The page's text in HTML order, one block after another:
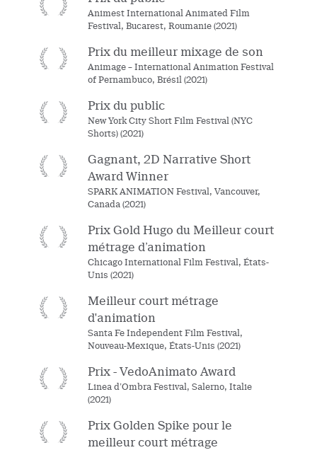
Animest International Animated Film
Festival, Bucarest, Roumanie (2021)
Prix du meilleur mixage de son
Animage – International Animation Festival
of Pernambuco, Brésil (2021)
Prix du public
New York City Short Film Festival (NYC
Shorts) (2021)
Gagnant, 2D Narrative Short
Award Winner
SPARK ANIMATION Festival, Vancouver,
Canada (2021)
Prix Gold Hugo du Meilleur court
métrage d’animation
Chicago International Film Festival, États-
Unis (2021)
Meilleur court métrage
d'animation
Santa Fe Independent Film Festival,
Nouveau-Mexique, États-Unis (2021)
Prix - VedoAnimato Award
Linea d’Ombra Festival, Salerno, Italie
(2021)
Prix Golden Spike pour le
meilleur court métrage